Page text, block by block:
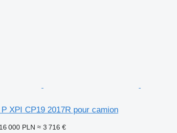
XPI CP19 2017R pour camion
16 000 PLN ≈ 3 716 €